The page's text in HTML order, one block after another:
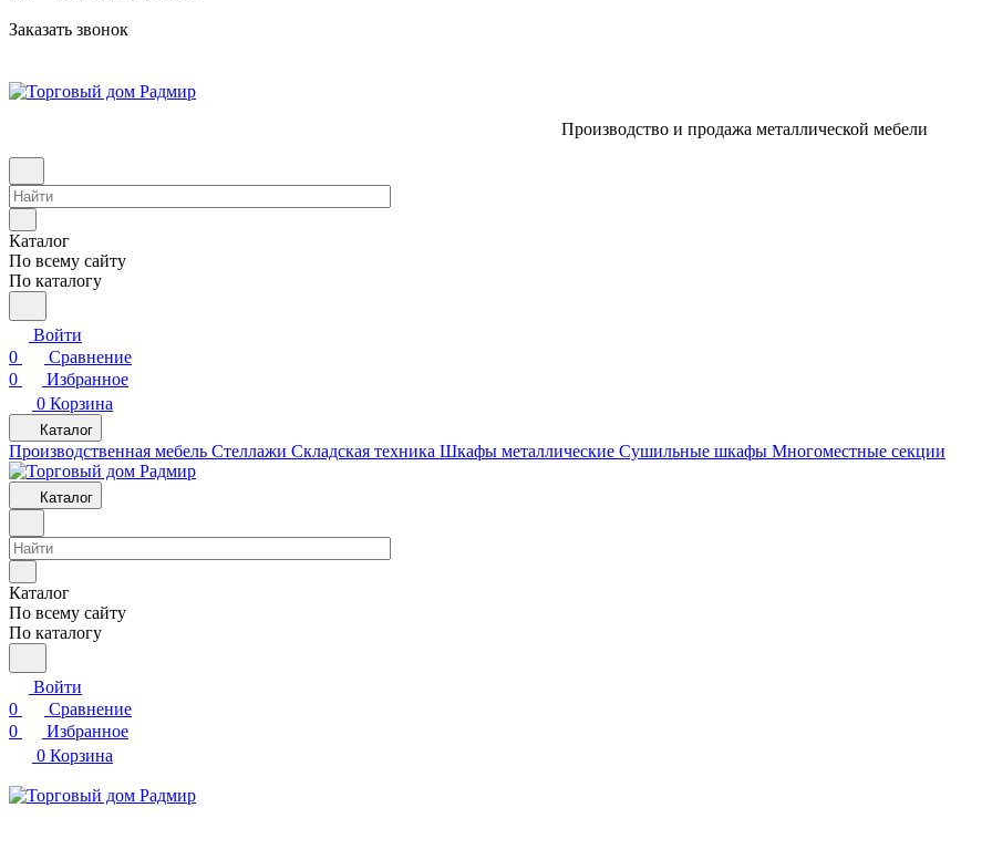
Заказать звонок
Производство и продажа металлической мебели
Каталог
По всему сайту
По каталогу
Войти
0
Сравнение
0
Избранное
0 Корзина
Каталог
Производственная мебель Cтеллажи Складская техника Шкафы металлические Cушильные шкафы Многоместные секции
Каталог
Каталог
По всему сайту
По каталогу
Войти
0
Сравнение
0
Избранное
0 Корзина